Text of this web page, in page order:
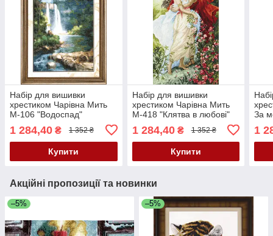
Набір для вишивки
хрестиком Чарівна Мить
М-106 "Водоспад"
1 284,40 ₴ 1 352 ₴
Купити
Набір для вишивки
хрестиком Чарівна Мить
М-418 "Клятва в любові"
1 284,40₴ 1 352 ₴
Купити
За
1
Акційні пропозиції та новинки
–5% –5%